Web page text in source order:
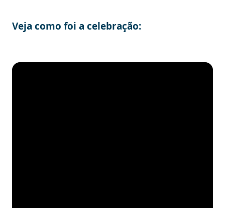
Veja como foi a celebração: